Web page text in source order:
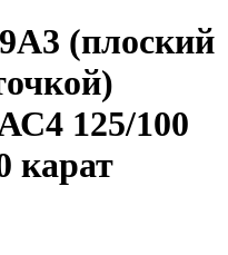
(плоский
125/100
карат